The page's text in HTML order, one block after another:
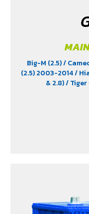
Big-M (2.5)/
(2.5) 2003-2014/
& 2.8)/ Tiger